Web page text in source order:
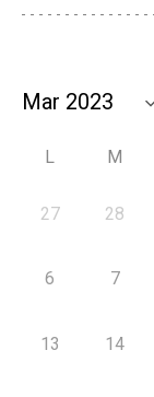
L M
27 28
6 7
13 14